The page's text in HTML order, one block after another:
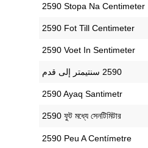
‎2590 Stopa Na Centimeter
‎2590 Fot Till Centimeter
‎2590 Voet In Sentimeter
‎2590 Ayaq Santimetr
‎2590 ফুট মধ্যে সেনটিমিটার
‎2590 Peu A Centímetre